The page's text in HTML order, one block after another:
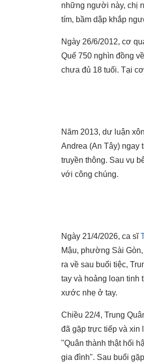
những người này, chị
tím, bầm dập khắp
Ngày 26/6/2012, cơ
Quế 750 nghìn đồng
chưa đủ 18 tuổi. Tại
Năm 2013, dư luận
Andrea (An Tây) ngay
truyền thông. Sau vụ
với công chúng.
Ngày 21/4/2026, ca sĩ
Mậu, phường Sài
ra về sau buổi tiệc,
tay và hoảng loạn tinh
xước nhẹ ở tay.
Chiều 22/4, Trung
đã gặp trực tiếp và xin
"Quân thành thật hối
gia đình". Sau buổi